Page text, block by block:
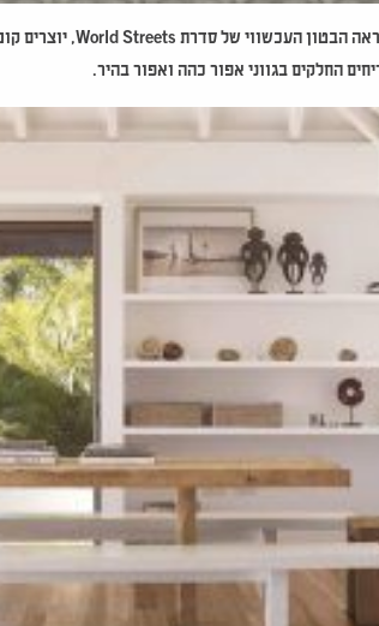
הבטון העכשווי של סדרת World Streets, יוצרים
החלקים בגווני אפור כהה ואפור בהיר.